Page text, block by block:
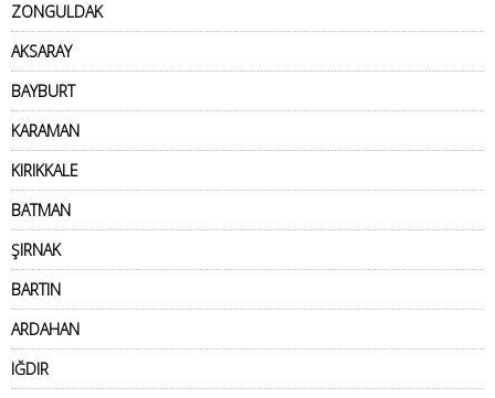
ZONGULDAK
AKSARAY
BAYBURT
KARAMAN
KIRIKKALE
BATMAN
ŞIRNAK
BARTIN
ARDAHAN
IĞDIR